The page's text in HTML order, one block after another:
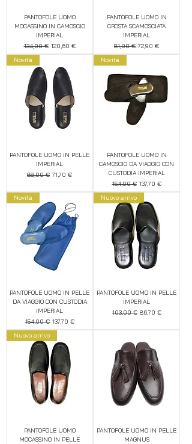
PANTOFOLE UOMO
MOCASSINO IN CAMOSCIO
IMPERIAL
Prezzo regolare
134,00 € Prezzo scontato
120,60 €
PANTOFOLE UOMO IN
CROSTA SCAMOSCIATA
IMPERIAL
Prezzo regolare
81,00 € Prezzo scontato
72,90 €
Novità
PANTOFOLE UOMO IN PELLE
IMPERIAL
Prezzo regolare
88,00 € Prezzo scontato
71,70 €
Novità
PANTOFOLE UOMO IN
CAMOSCIO DA VIAGGIO CON
CUSTODIA IMPERIAL
Prezzo regolare
154,00 € Prezzo scontato
137,70 €
Novità
PANTOFOLE UOMO IN PELLE
DA VIAGGIO CON CUSTODIA
IMPERIAL
Prezzo regolare
154,00 € Prezzo scontato
137,70 €
Nuovo arrivo
PANTOFOLE UOMO IN PELLE
IMPERIAL
Prezzo regolare
103,00 € Prezzo scontato
86,70 €
Nuovo arrivo
PANTOFOLE UOMO
MOCASSINO IN PELLE
PANTOFOLE UOMO IN PELLE
MAGNUS